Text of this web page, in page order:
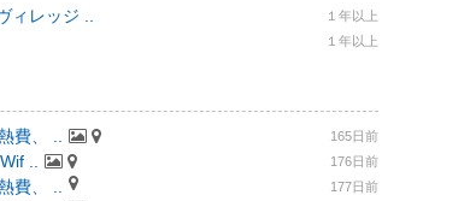
ィレッジ .. １年以上
１年以上
費、 .. 165日前
.. 176日前
費、 .. 177日前